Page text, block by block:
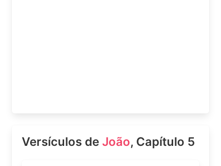
Versículos de João, Capítulo 5